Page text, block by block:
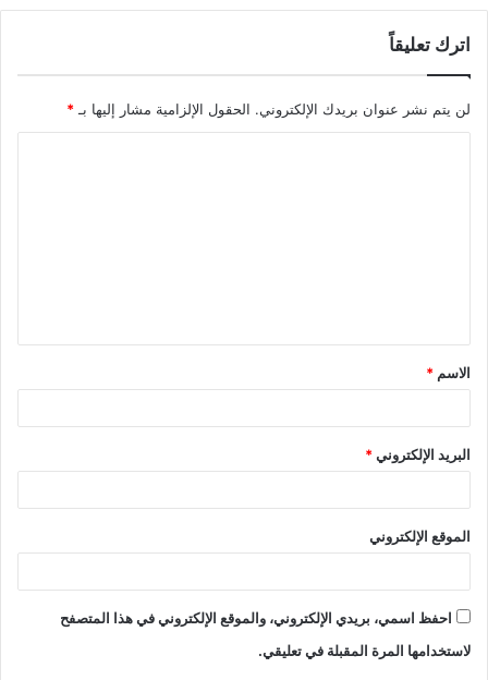
اترك تعليقاً
لن يتم نشر عنوان بريدك الإلكتروني. الحقول الإلزامية مشار إليها بـ*
ق
*
الاسم *
البريد الإلكتروني*
الموقع الإلكتروني
احفظ اسمي، بريدي الإلكتروني، والموقع الإلكتروني في هذا المتصفح
لاستخدامها المرة المقبلة في تعليقي.